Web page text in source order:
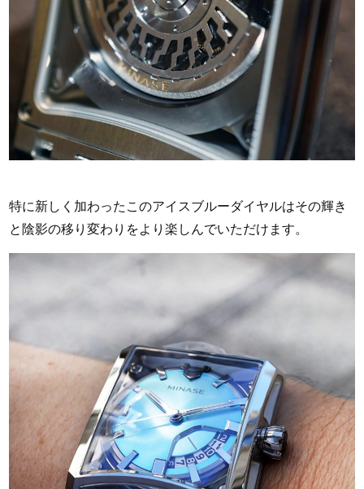
特に新しく加わったこのアイスブルーダイヤルはその輝き
と陰影の移り変わりをより楽しんでいただけます。